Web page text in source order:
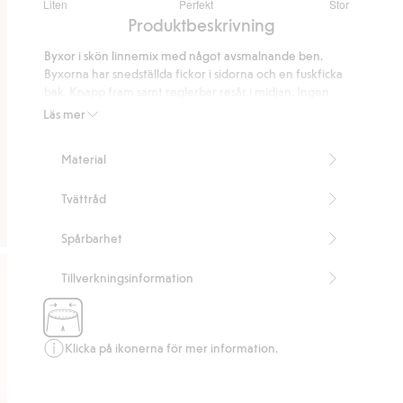
Liten Perfekt Stor
utav
42
betyg
Produktbeskrivning
Läs mer
Byxor i skön linnemix med något avsmalnande ben.
Byxorna har snedställda fickor i sidorna och en fuskficka
dragkedjegylf.
Material
Tvättråd
Spårbarhet
Tillverkningsinformation
Klicka på ikonerna för mer information.